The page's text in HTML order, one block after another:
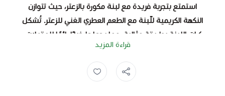
استمتع بتجربة فريدة مع لبنة مكورة بالزعتر، حيث تتوازن
النكهة الكريمية للّبنة مع الطعم العطري الغني للزعتر. تُشكل
كرات اللبنة بطريقة مثالية، مما يجعلها خيارًا رائعًا للمقبلات،
السندويشات، أو كغموس مع زيت الزيتون.
فوائد لبنة مكورة بالزعتر:
قراءة المزيد